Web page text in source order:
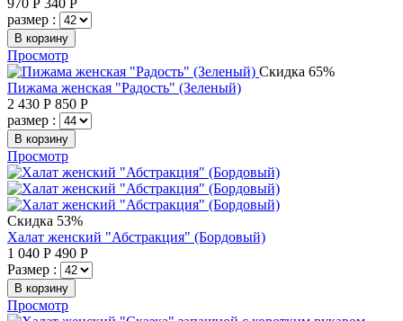
970 Р 340 Р
размер :
В корзину
Просмотр
Скидка 65%
Пижама женская "Радость" (Зеленый)
2 430 Р 850 Р
размер :
В корзину
Просмотр
Скидка 53%
Халат женский "Абстракция" (Бордовый)
1 040 Р 490 Р
Размер :
В корзину
Просмотр